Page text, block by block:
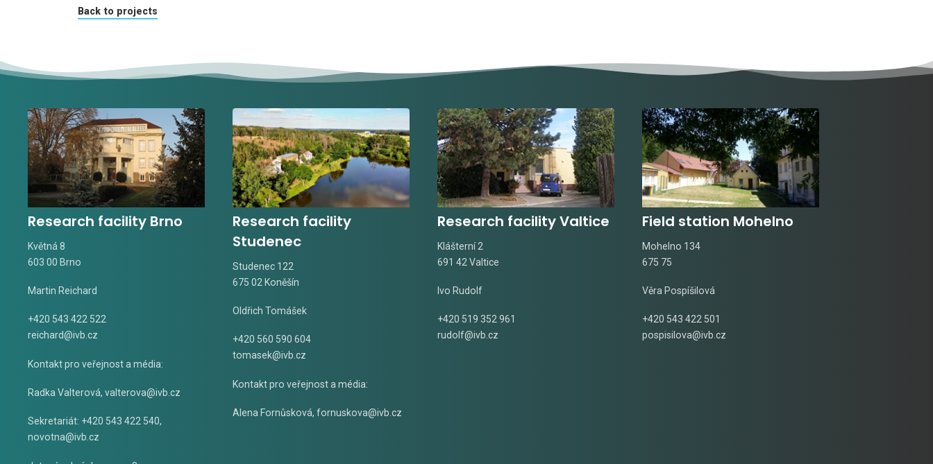
Back to projects
Research facility Brno
Květná 8
603 00 Brno
Martin Reichard
+420 543 422 522
reichard@ivb.cz
Kontakt pro veřejnost a média:
Radka Valterová, valterova@ivb.cz
Sekretariát: +420 543 422 540,
novotna@ivb.cz
Research facility
Studenec
Studenec 122
675 02 Koněšín
Oldřich Tomášek
+420 560 590 604
tomasek@ivb.cz
Kontakt pro veřejnost a média:
Alena Fornůsková, fornuskova@ivb.cz
Research facility Valtice
Klášterní 2
691 42 Valtice
Ivo Rudolf
+420 519 352 961
rudolf@ivb.cz
Field station Mohelno
Mohelno 134
675 75
Věra Pospíšilová
+420 543 422 501
pospisilova@ivb.cz